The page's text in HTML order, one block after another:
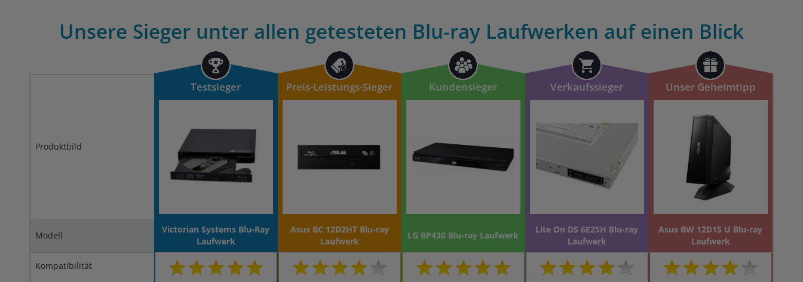
Unsere Sieger unter allen getesteten Blu-ray Laufwerken auf einen Blick
Produktbild
Testsieger Preis-Leistungs-Sieger Kundensieger Verkaufssieger Unser Geheimtipp
Modell
Victorian Systems Blu-Ray
Laufwerk
Asus BC 12D2HT Blu-ray
Laufwerk
LG BP430 Blu-ray Laufwerk
Lite On DS 6E2SH Blu-ray
Laufwerk
Asus BW 12D1S U Blu-ray
Laufwerk
Kompatibilität